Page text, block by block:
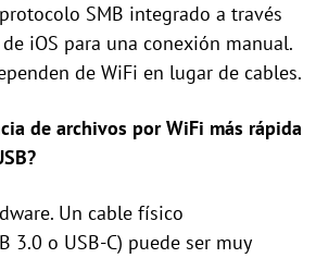
SMB integrado a través
iOS para una conexión manual.
de WiFi en lugar de cables.
de archivos por WiFi más rápida
Un cable físico
3.0 o USB-C) puede ser muy